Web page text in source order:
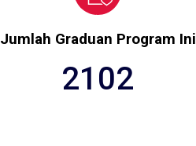
Jumlah Graduan Program Ini
2102